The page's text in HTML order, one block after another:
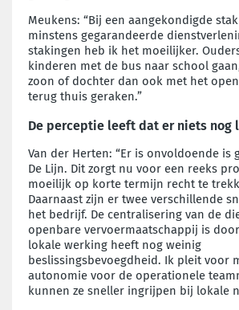
Meukens: “Bij een aangekondigde
minstens gegarandeerde
stakingen heb ik het moeilijker.
kinderen met de bus naar school
zoon of dochter dan ook met het
terug thuis geraken.”
De perceptie leeft dat er niets nog
Van der Herten: “Er is onvoldoende is
De Lijn. Dit zorgt nu voor een reeks
moeilijk op korte termijn recht te
Daarnaast zijn er twee verschillende
het bedrijf. De centralisering van de
openbare vervoermaatschappij is
lokale werking heeft nog weinig
beslissingsbevoegdheid. Ik pleit voor
autonomie voor de operationele
kunnen ze sneller ingrijpen bij lokale